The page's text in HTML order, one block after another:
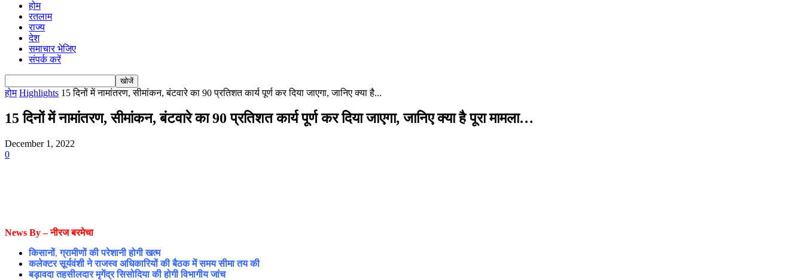
होम
रतलाम
राज्य
देश
समाचार भेजिए
संपर्क करें
होम Highlights 15 दिनों में नामांतरण, सीमांकन, बंटवारे का 90 प्रतिशत कार्य पूर्ण कर दिया जाएगा, जानिए क्या है...
15 दिनों में नामांतरण, सीमांकन, बंटवारे का 90 प्रतिशत कार्य पूर्ण कर दिया जाएगा, जानिए क्या है पूरा मामला…
December 1, 2022
0
News By – नीरज बरमेचा
किसानों,ग्रामीणों की परेशानी होगी खत्म
कलेक्टर सूर्यवंशी ने राजस्व अधिकारियों की बैठक में समय सीमा तय की
बड़ावदा तहसीलदार मृगेंद्र सिसोदिया की होगी विभागीय जांच